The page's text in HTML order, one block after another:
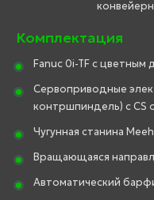
Комплектация
Fanuc 0i-TF с цветным
Сервоприводные
контршпиндель) с CS
Чугунная станина
Вращающаяся
Автоматический